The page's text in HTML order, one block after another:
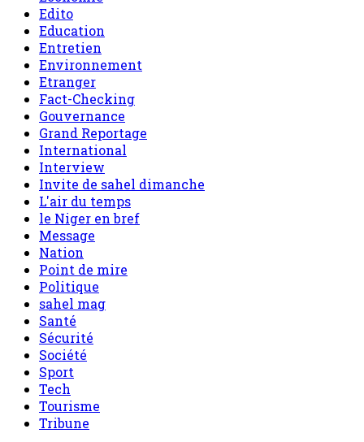
Edito
Education
Entretien
Environnement
Etranger
Fact-Checking
Gouvernance
Grand Reportage
International
Interview
Invite de sahel dimanche
L'air du temps
le Niger en bref
Message
Nation
Point de mire
Politique
sahel mag
Santé
Sécurité
Société
Sport
Tech
Tourisme
Tribune